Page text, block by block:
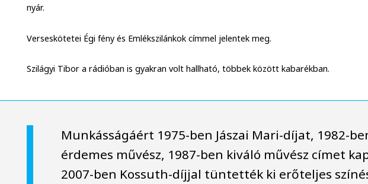
nyár.
Verseskötetei Égi fény és Emlékszilánkok címmel jelentek meg.
Szilágyi Tibor a rádióban is gyakran volt hallható, többek között kabarékban.
Munkásságáért 1975-ben Jászai Mari-díjat, 1982-
érdemes művész, 1987-ben kiváló művész címet
2007-ben Kossuth-díjjal tüntették ki erőteljes